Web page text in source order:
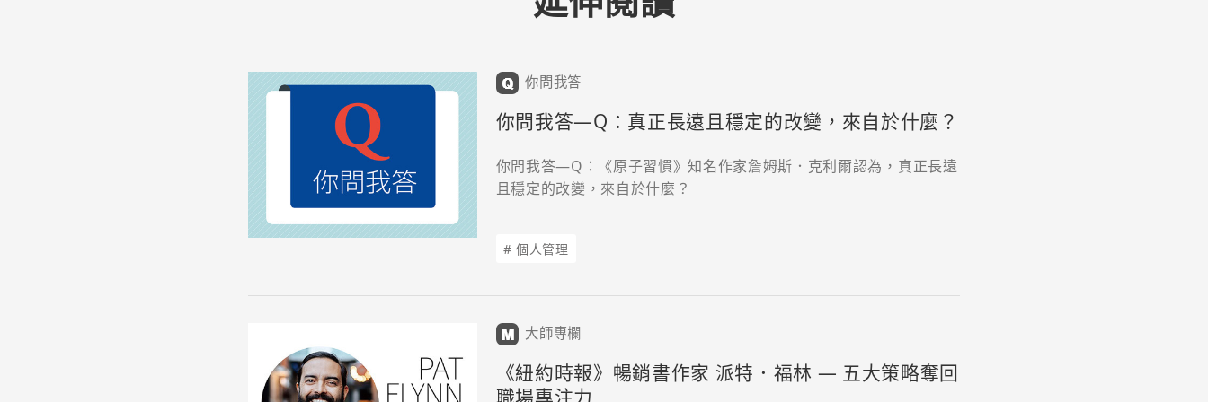
你問我答
你問我答—Q：真正長遠且穩定的改變，來自於什麼？
你問我答—Q：《原子習慣》知名作家詹姆斯．克利爾認為，真正長遠
且穩定的改變，來自於什麼？
# 個人管理
大師專欄
《紐約時報》暢銷書作家 派特．福林 — 五大策略奪回
職場專注力